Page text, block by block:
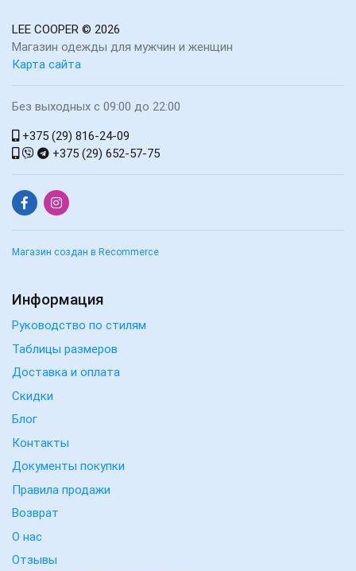
LEE COOPER © 2026
Магазин одежды для мужчин и женщин
Карта сайта
Без выходных с 09:00 до 22:00
+375 (29) 816-24-09
+375 (29) 652-57-75
Магазин создан в Recommerce
Информация
Руководство по стилям
Таблицы размеров
Доставка и оплата
Скидки
Блог
Контакты
Документы покупки
Правила продажи
Возврат
О нас
Отзывы